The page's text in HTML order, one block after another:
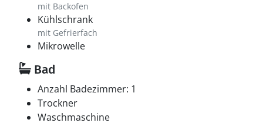
mit Backofen
Kühlschrank
mit Gefrierfach
Mikrowelle
Bad
Anzahl Badezimmer: 1
Trockner
Waschmaschine